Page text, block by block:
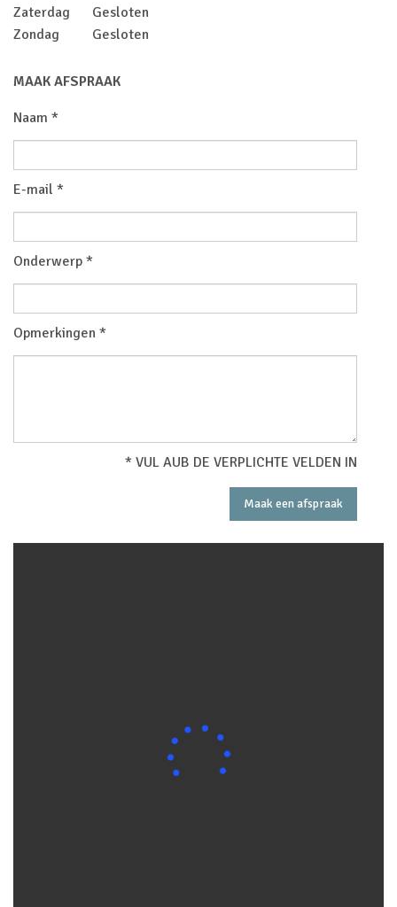
Zaterdag
Gesloten
Zondag
Gesloten
MAAK AFSPRAAK
Naam *
E-mail *
Onderwerp *
Opmerkingen *
* VUL AUB DE VERPLICHTE VELDEN IN
Maak een afspraak